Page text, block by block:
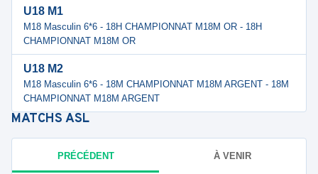
U18 M1
M18 Masculin 6*6 - 18H CHAMPIONNAT M18M OR - 18H
CHAMPIONNAT M18M OR
U18 M2
M18 Masculin 6*6 - 18M CHAMPIONNAT M18M ARGENT - 18M
CHAMPIONNAT M18M ARGENT
MATCHS ASL
PRÉCÉDENT À VENIR